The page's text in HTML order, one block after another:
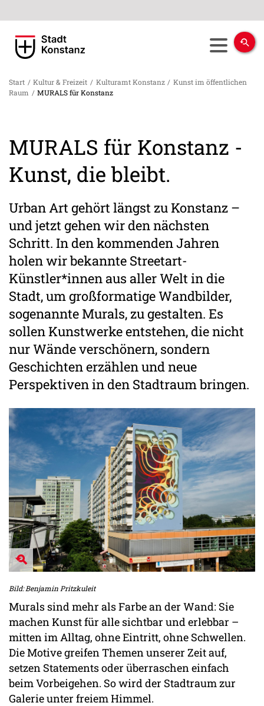
Start / Kultur & Freizeit / Kulturamt Konstanz / Kunst im öffentlichen
Raum / MURALS für Konstanz
MURALS für Konstanz -
Kunst, die bleibt.
Urban Art gehört längst zu Konstanz –
und jetzt gehen wir den nächsten
Schritt. In den kommenden Jahren
holen wir bekannte Streetart-
Künstler*innen aus aller Welt in die
Stadt, um großformatige Wandbilder,
sogenannte Murals, zu gestalten. Es
sollen Kunstwerke entstehen, die nicht
nur Wände verschönern, sondern
Geschichten erzählen und neue
Perspektiven in den Stadtraum bringen.
Bild: Benjamin Pritzkuleit
Murals sind mehr als Farbe an der Wand: Sie
machen Kunst für alle sichtbar und erlebbar –
mitten im Alltag, ohne Eintritt, ohne Schwellen.
Die Motive greifen Themen unserer Zeit auf,
setzen Statements oder überraschen einfach
beim Vorbeigehen. So wird der Stadtraum zur
Galerie unter freiem Himmel.